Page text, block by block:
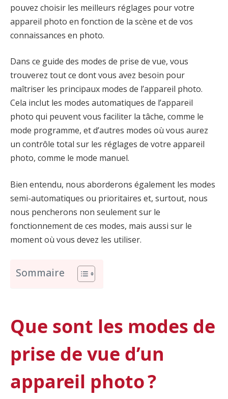
pouvez choisir les meilleurs réglages pour votre
appareil photo en fonction de la scène et de vos
connaissances en photo.
Dans ce guide des modes de prise de vue, vous
trouverez tout ce dont vous avez besoin pour
maîtriser les principaux modes de l’appareil photo.
Cela inclut les modes automatiques de l’appareil
photo qui peuvent vous faciliter la tâche, comme le
mode programme, et d’autres modes où vous aurez
un contrôle total sur les réglages de votre appareil
photo, comme le mode manuel.
Bien entendu, nous aborderons également les modes
semi-automatiques ou prioritaires et, surtout, nous
nous pencherons non seulement sur le
fonctionnement de ces modes, mais aussi sur le
moment où vous devez les utiliser.
Sommaire
Que sont les modes de
prise de vue d’un
appareil photo ?